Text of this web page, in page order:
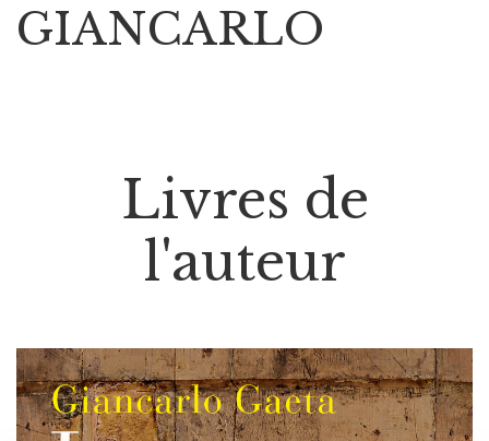
GIANCARLO
Livres de
l'auteur